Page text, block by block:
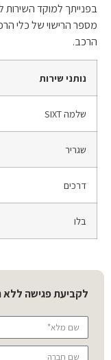
בפנייתך למוקד השירות
מספר הרישוי של כלי
הרכב.
נותני שירות
שלמהSIXT
שגריר
דרכים
בלו
לקביעת פגישה ללא